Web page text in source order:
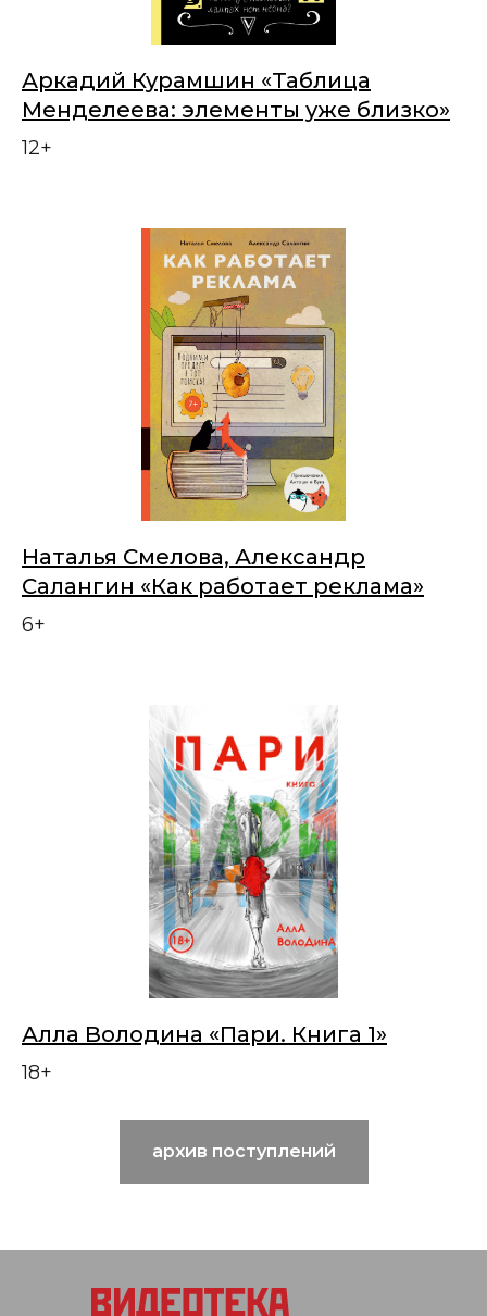
Аркадий Курамшин «Таблица
Менделеева: элементы уже близко»
12+
Наталья Смелова, Александр
Салангин «Как работает реклама»
6+
Алла Володина «Пари. Книга 1»
18+
архив поступлений